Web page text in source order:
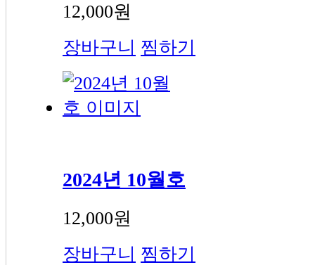
12,000원
장바구니 찜하기
2024년 10월호
12,000원
장바구니 찜하기